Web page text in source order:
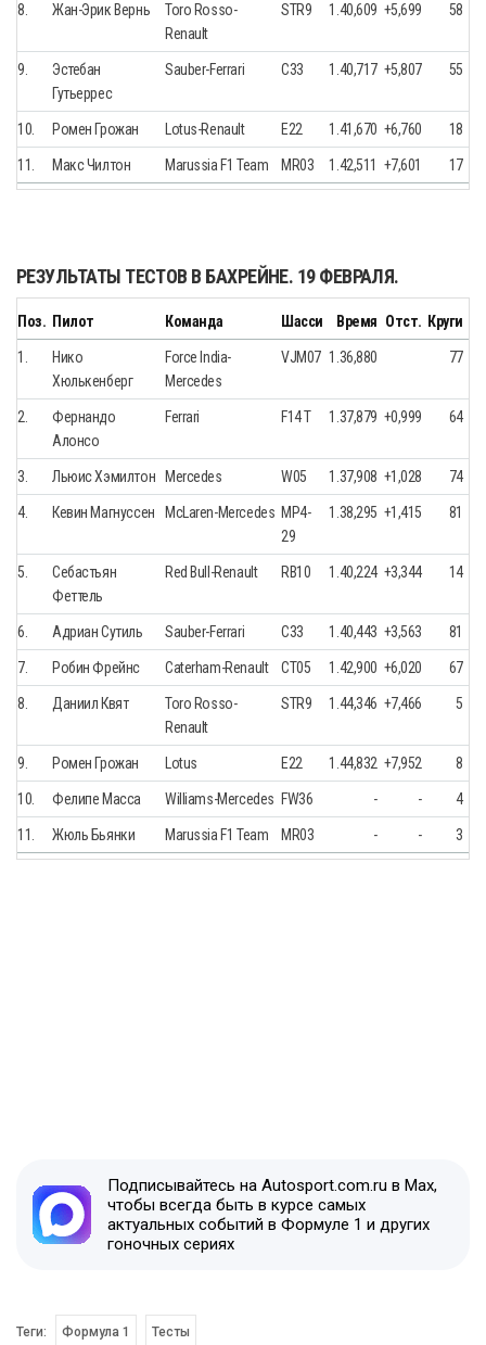
8. Жан-Эрик Вернь
Toro Rosso-
Renault
STR9 1.40,609 +5,699 58
9.
Эстебан
Гутьеррес
Sauber-Ferrari C33 1.40,717 +5,807 55
10. Ромен Грожан Lotus-Renault E22 1.41,670 +6,760 18
11. Макс Чилтон Marussia F1 Team MR03 1.42,511 +7,601 17
РЕЗУЛЬТАТЫ ТЕСТОВ В БАХРЕЙНЕ. 19 ФЕВРАЛЯ.
Поз. Пилот Команда Шасси Время Отст. Круги
1.
Нико
Хюлькенберг
Force India-
Mercedes
VJM07 1.36,880 77
2.
Фернандо
Алонсо
Ferrari F14 T 1.37,879 +0,999 64
3. Льюис Хэмилтон Mercedes W05 1.37,908 +1,028 74
4. Кевин Магнуссен McLaren-Mercedes MP4-
29
1.38,295 +1,415 81
5.
Себастьян
Феттель
Red Bull-Renault RB10 1.40,224 +3,344 14
6. Адриан Сутиль Sauber-Ferrari C33 1.40,443 +3,563 81
7. Робин Фрейнс Caterham-Renault CT05 1.42,900 +6,020 67
8. Даниил Квят
Toro Rosso-
Renault
STR9 1.44,346 +7,466 5
9. Ромен Грожан Lotus E22 1.44,832 +7,952 8
10. Фелипе Масса Williams-Mercedes FW36 - - 4
11. Жюль Бьянки Marussia F1 Team MR03 - - 3
Подписывайтесь на Autosport.com.ru в Max,
чтобы всегда быть в курсе самых
актуальных событий в Формуле 1 и других
гоночных сериях
Теги: Формула 1 Тесты